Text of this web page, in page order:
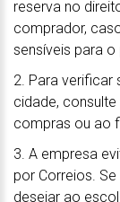
reserva no
comprador,
sensíveis para o
2. Para verificar
cidade,
compras ou ao
3. A empresa
por Correios.
desejar ao